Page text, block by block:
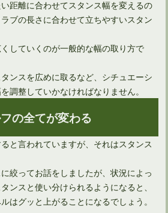
距離に合わせてスタンス幅を変えるの
ブの長さに合わせて立ちやすいスタン
していくのが一般的な幅の取り方で
ンスを広めに取るなど、シチュエーシ
調整していかなければなりません。
の全てが変わる
と言われていますが、それはスタンス
絞ってお話をしましたが、状況によっ
ンスと使い分けられるようになると、
はグッと上がることになるでしょう。